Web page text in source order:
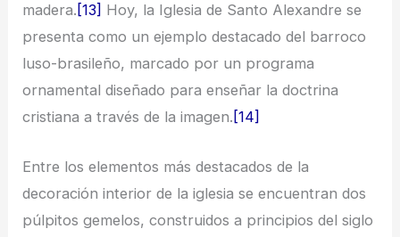
madera. [13] Hoy, la Iglesia de Santo Alexandre se
presenta como un ejemplo destacado del barroco
luso-brasileño, marcado por un programa
ornamental diseñado para enseñar la doctrina
cristiana a través de la imagen. [14]
Entre los elementos más destacados de la
decoración interior de la iglesia se encuentran dos
púlpitos gemelos, construidos a principios del siglo